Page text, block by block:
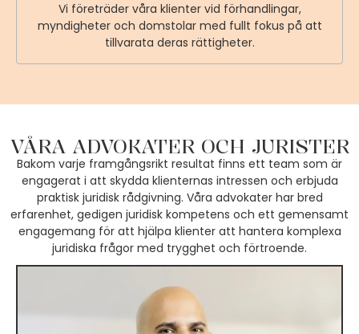
Vi företräder våra klienter vid förhandlingar,
myndigheter och domstolar med fullt fokus på att
tillvarata deras rättigheter.
VÅRA ADVOKATER OCH JURISTER
Bakom varje framgångsrikt resultat finns ett team som är
engagerat i att skydda klienternas intressen och erbjuda
praktisk juridisk rådgivning. Våra advokater har bred
erfarenhet, gedigen juridisk kompetens och ett gemensamt
engagemang för att hjälpa klienter att hantera komplexa
juridiska frågor med trygghet och förtroende.